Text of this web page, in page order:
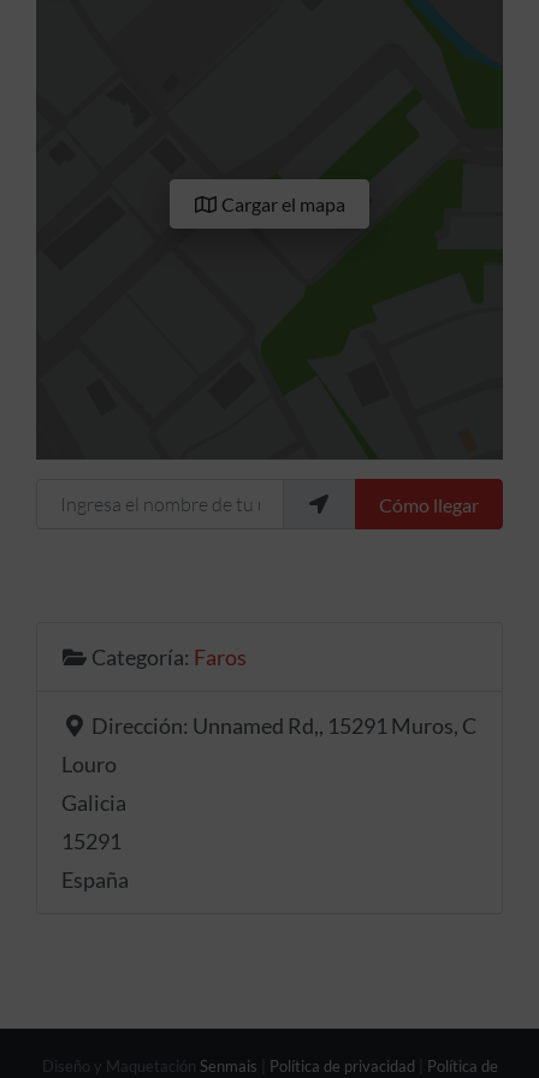
Cargar el mapa
Ingresa el nombre de tu ubicación Cómo llegar
Categoría: Faros
Dirección: Unnamed Rd,, 15291 Muros, C
Louro
Galicia
15291
España
Diseño y Maquetación Senmais Política de privacidad Política de